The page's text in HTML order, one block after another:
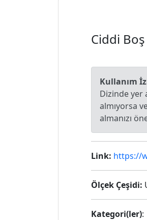
Ciddi
Kullanım
Dizinde yer
almıyorsa
almanızı
Link: https://
Ölçek Çeşidi:
Kategori(ler):